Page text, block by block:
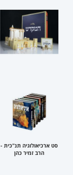
סט ארכיאולוגיה תנ"כית -
הרב זמיר כהן